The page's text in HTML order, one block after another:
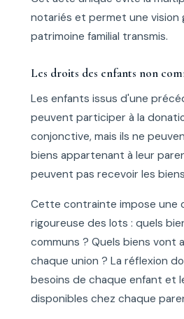
notariés et permet une vision
patrimoine familial transmis.
Les droits des enfants non
Les enfants issus d'une
peuvent participer à la
conjonctive, mais ils ne
biens appartenant à leur
peuvent pas recevoir les
Cette contrainte impose une
rigoureuse des lots : quels
communs ? Quels biens vont
chaque union ? La réflexion
besoins de chaque enfant et
disponibles chez chaque